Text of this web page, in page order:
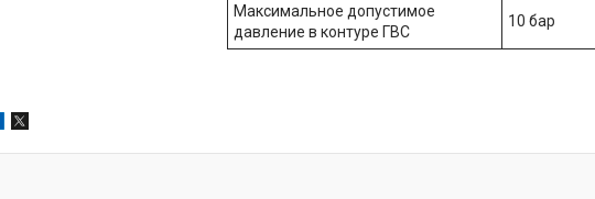
Максимальное допустимое
давление в контуре ГВС
10 бар